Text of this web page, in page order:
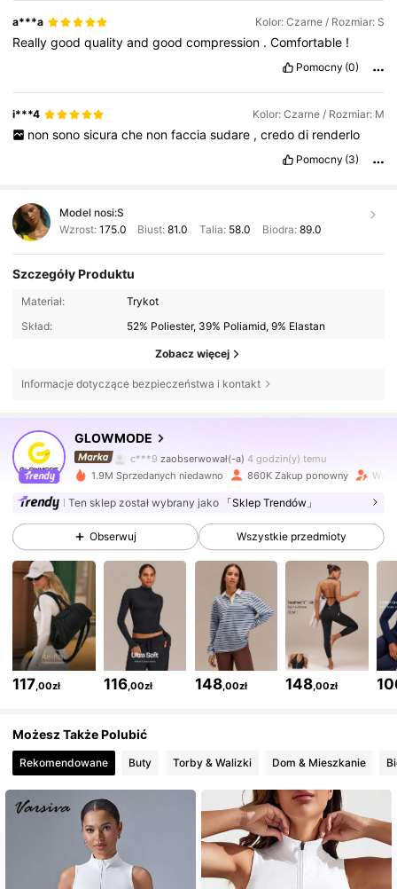
a***a Kolor: Czarne / Rozmiar: S
Reallygoodqualityandgoodcompression .Comfortable !
Pomocny (0)
i***4 Kolor: Czarne / Rozmiar: M
non sono sicura che non faccia sudare , credo di renderlo
Pomocny (3)
Model nosi:S
Wzrost: 175.0 Biust:81.0 Talia: 58.0 Biodra: 89.0
Szczegóły Produktu
Materiał:
Trykot
Skład:
52% Poliester, 39% Poliamid, 9% Elastan
Zobacz więcej
Informacje dotyczące bezpieczeństwa i kontakt
GLOWMODE
c***9 zaobserwował(-a) 4 godzin(y) temu
2.2M Obserwujący
4,90 2.2M Obserwujący
4,90 2.2M Obserwujący
4,90 2.2M Obserwujący
2.2M Obserwujący
1.9M Sprzedanych niedawno 860K Zakup ponowny
Ten sklep został wybrany jako 「Sklep Trendów」
Obserwuj Wszystkie przedmioty
117,00zł 116,00zł 148,00zł 148,00zł
Możesz Także Polubić
Rekomendowane Buty Torby & Walizki Dom & Mieszkanie